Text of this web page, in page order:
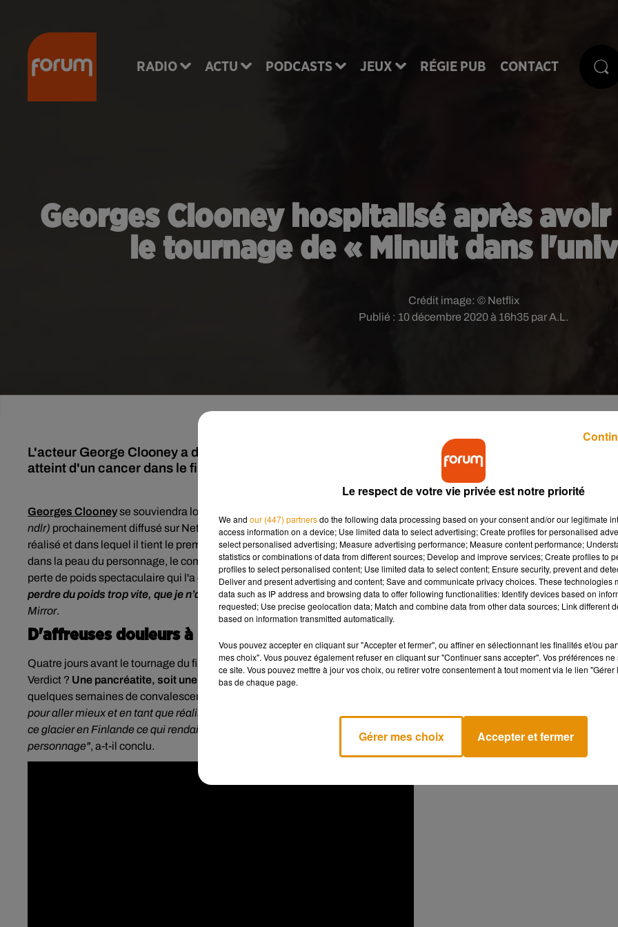
RADIO ACTU PODCASTS JEUX RÉGIE PUB CONTACT
Georges Clooney hospitalisé après
le tournage de « Minuit dans
Publié : 10 décembre 2020 à 16h35 par A.L.
Crédit image: © Netflix
L'acteur George Clooney a dû être hospitalisé après avoir perdu 12 kg pour jouer un scientifique
atteint d'un cancer dans le film "Minuit dans l'univers" prochainement diffusé sur Netflix.
Georges Clooneyse souviendra longtemps du tournage de son film
ndlr) prochainement diffusé sur Netflix. En effet, dans ce filmde science-fiction attendule 23 décembre prochain, qu’il a
réalisé et dans lequel il tient le premier rôle,l'acteur américain joue un scientifique atteint d'un cancer. Afin de se glisser
dans la peau du personnage, le comédien a donc dû suivre un régime drastique et a perdu 12 kg en très peu de temps. Une
perte de poids spectaculaire qui l'a directement envoyé aux urgences où il a été hospitalisé."Je pense que j’ai essayé de
perdre du poids trop vite, que je n’ai pas pris assez soin de moi", a ainsi confié Georges Clooney au tabloïd britannique
Mirror.
D'affreuses douleurs à l'estomac
Quatre jours avant le tournage du film dans l’Arctique, l'homme de 59 ans a été prisd'affreuses douleurs à l’estomac.
Verdict ? Une pancréatite, soit une inflammation du pancréas qui peut s'avérer mortelle si elle est non soignée
quelques semaines de convalescence, l’acteur oscarisé a pu enfin commencer son tournage.
pour aller mieux et en tant que réalisateur, ce n’est pas si facile parce que vous avez besoin d’énergie.
ce glacier en Finlande ce qui rendait le travail encore plus difficile
(...) Mais cela m’a certainement aidé avec mon
personnage", a-t-il conclu.
Le respect de votre vie privée est notre priorité
We and our (447) partnersdo the following data processing based on your consent and/or our legitimate
access information on a device; Use limited data to select advertising; Create profiles for personalised
select personalised advertising; Measure advertising performance; Measure content performance;
statistics or combinations of data from different sources; Develop and improve services; Create profiles to
profiles to select personalised content; Use limited data to select content; Ensure security, prevent and
Deliver and present advertising and content; Save and communicate privacy choices. These technologies
data such as IP address and browsing data to offer following functionalities: Identify devices based on
requested; Use precise geolocation data; Match and combine data from other data sources; Link different
based on information transmitted automatically.
Vous pouvez accepter en cliquant sur "Accepter et fermer", ou affiner en sélectionnant les finalités et/ou
mes choix". Vous pouvez également refuser en cliquant sur "Continuer sans accepter". Vos préférences
ce site. Vous pouvez mettre à jour vos choix, ou retirer votre consentement à tout moment via le lien
bas de chaque page.
Gérer mes choix Accepter et fermer